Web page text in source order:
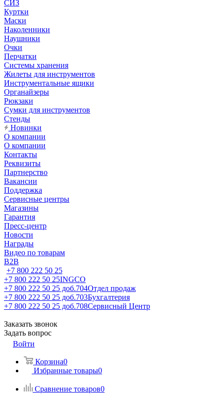
СИЗ
Куртки
Маски
Наколенники
Наушники
Очки
Перчатки
Системы хранения
Жилеты для инструментов
Инструментальные ящики
Органайзеры
Рюкзаки
Сумки для инструментов
Стенды
Новинки
О компании
О компании
Контакты
Реквизиты
Партнерство
Вакансии
Поддержка
Сервисные центры
Магазины
Гарантия
Пресс-центр
Новости
Награды
Видео по товарам
B2B
+7 800 222 50 25
+7 800 222 50 25INGCO
+7 800 222 50 25 доб.704Отдел продаж
+7 800 222 50 25 доб.703Бухгалтерия
+7 800 222 50 25 доб.708Сервисный Центр
Заказать звонок
Задать вопрос
Войти
Корзина0
Избранные товары0
Сравнение товаров0